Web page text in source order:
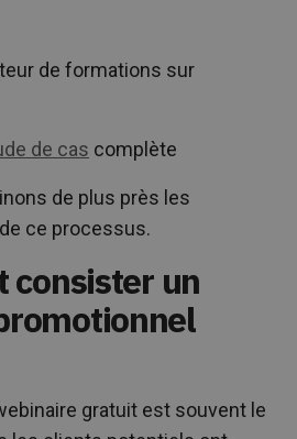
de formations sur
de cas complète
de plus près les
ce processus.
consister un
gratuit est souvent le